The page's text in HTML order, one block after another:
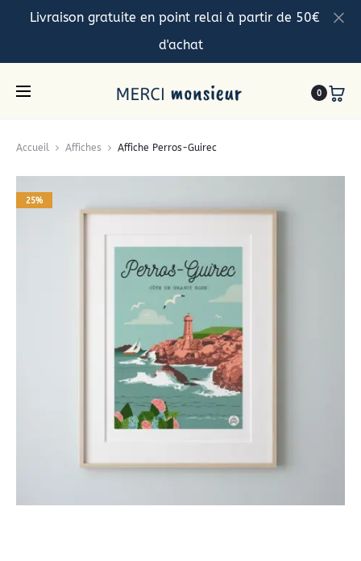
Livraison gratuite en point relai à partir de 50€
d'achat
0
Accueil Affiches Affiche Perros-Guirec
25%